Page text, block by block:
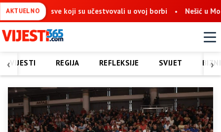
AKTUELNO
koji su učestvovali u ovoj borbi Nešić u Mostaru:
‹ ›
VIJESTI REGIJA REFLEKSIJE SVIJET